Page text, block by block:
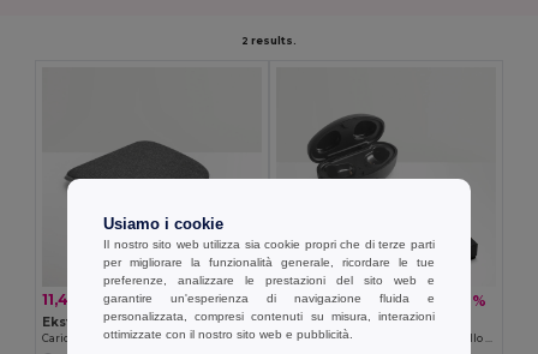
2 results.
11,42 € 24,13 € -53%
Ekston 97921
Caricatore wireless HORDE
23,72 €37,35 € -36%
Ekston 97922
Auricolari wireless DESCRY in metallo e ABS
Usiamo i cookie
Il nostro sito web utilizza sia cookie propri che di terze parti
per migliorare la funzionalità generale, ricordare le tue
preferenze, analizzare le prestazioni del sito web e
garantire un'esperienza di navigazione fluida e
personalizzata, compresi contenuti su misura, interazioni
ottimizzate con il nostro sito web e pubblicità.